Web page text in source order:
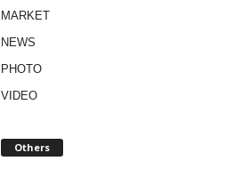
MARKET
NEWS
PHOTO
VIDEO
Others